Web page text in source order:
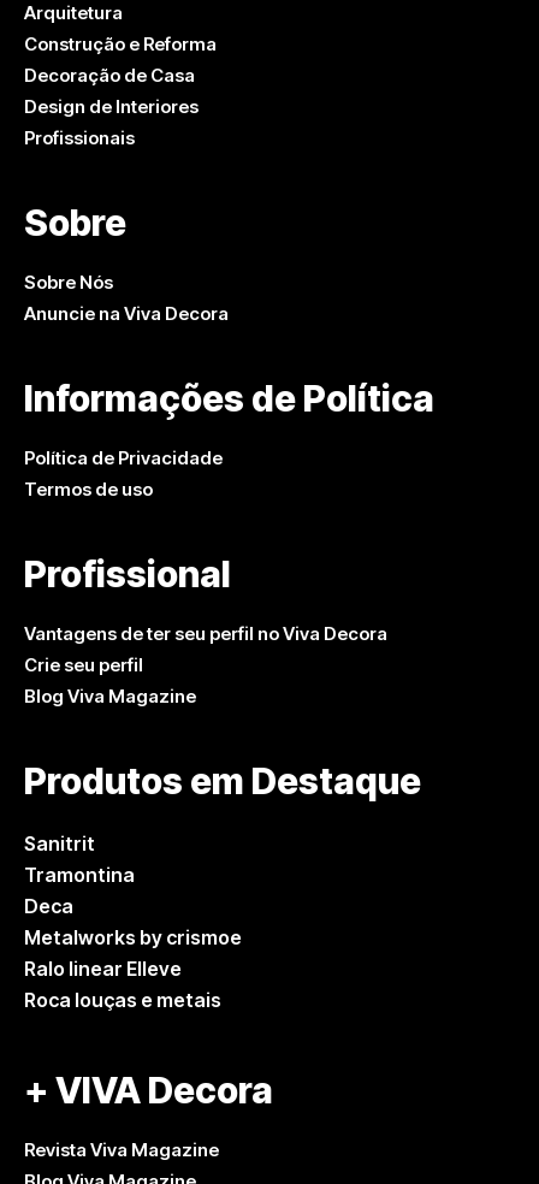
Arquitetura
Construção e Reforma
Decoração de Casa
Design de Interiores
Profissionais
Sobre
Sobre Nós
Anuncie na Viva Decora
Informações de Política
Política de Privacidade
Termos de uso
Profissional
Vantagens de ter seu perfil no Viva Decora
Crie seu perfil
Blog Viva Magazine
Produtos em Destaque
Sanitrit
Tramontina
Deca
Metalworks by crismoe
Ralo linear Elleve
Roca louças e metais
+ VIVA Decora
Revista Viva Magazine